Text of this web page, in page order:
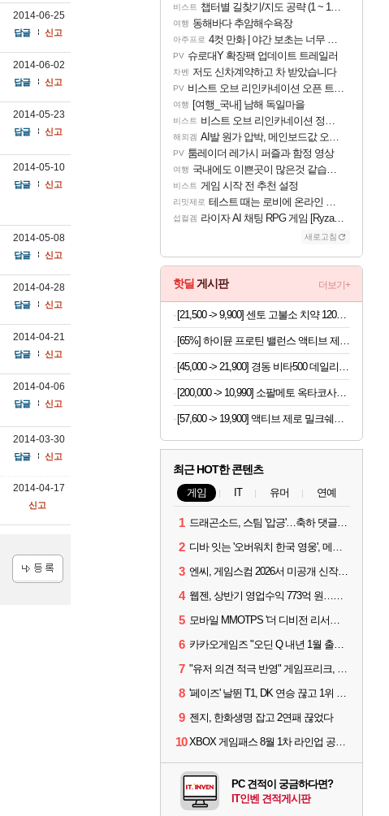
2014-06-25
답글 신고
2014-06-02
답글 신고
2014-05-23
답글 신고
2014-05-10
답글 신고
2014-05-08
답글 신고
2014-04-28
답글 신고
2014-04-21
답글 신고
2014-04-06
답글 신고
2014-03-30
답글 신고
2014-04-17
신고
비스트 챕터별 길찾기/지도 공략 (1 ~ 12장)
여행 동해바다 추암해수욕장
아주프로 4컷 만화 | 야간 보초는 너무 힘들어
PV 슈로대Y 확장팩 업데이트 트레일러
차벤 저도 신차계약하고 차 받았습니다
PV 비스트 오브 리인카네이션 오픈 트레일러
여행 [여행_국내] 남해 독일마을
비스트 비스트 오브 리인카네이션 정보/공략글 모음
해외겜 AI발 원가 압박, 메인보드값 오르나
PV 툼레이더 레가시 퍼즐과 함정 영상
여행 국내에도 이쁜곳이 많은것 같습니다
비스트 게임 시작 전 추천 설정
리밋제로 테스트 때는 로비에 온라인 기능이 있는데
섭컬겜 라이자 AI 채팅 RPG 게임 [RyzaChat: AI] 공개
새로고침
핫딜 게시판 더보기+
[21,500 -> 9,900] 센토 고불소 치약 120g x 4개
[200,000 -> 10,990] 소팔메토 옥타코사놀 포맨 x 2박스
[57,600 -> 19,900] 액티브 제로 밀크쉐이크 250ml x 18개
최근 HOT한 콘텐츠
게임 IT 유머 연예
1 드래곤소드, 스팀 '압긍'…축하 댓글 달고 게임 코드 받자!
2 디바 잇는 '오버워치 한국 영웅', 메카 파일럿 디몬 나온다
3 엔씨, 게임스컴 2026서 미공개 신작 최초 공개
4 웹젠, 상반기 영업수익 773억 원…순이익 89% 증가
5 모바일 MMOTPS '더 디비전 리서전스', 6일 스팀에도 출시
6 카카오게임즈 "오딘 Q 내년 1월 출시, 연기는 없다"
7 "유저 의견 적극 반영" 게임프리크, 비스트 오브 리인카네이션 개선 나선다
8 '페이즈' 날뛴 T1, DK 연승 끊고 1위 지켜
9 젠지, 한화생명 잡고 2연패 끊었다
10 XBOX 게임패스 8월 1차 라인업 공개... '비스트 오브 리인카네이션' 즉시 합류
PC 견적이 궁금하다면?
IT인벤 견적게시판